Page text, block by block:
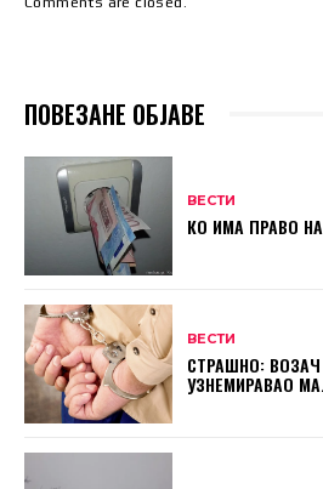
ПОВЕЗАНЕ ОБЈАВЕ
ВЕСТИ
КО ИМА ПРАВО
ВЕСТИ
СТРАШНО:
УЗНЕМИРАВАО